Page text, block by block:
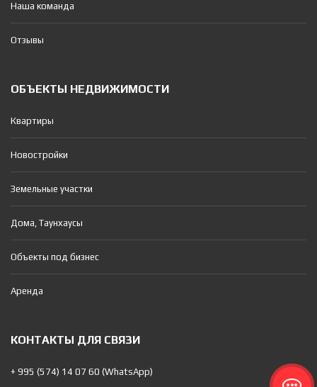
Наша команда
Отзывы
ОБЪЕКТЫ НЕДВИЖИМОСТИ
Квартиры
Новостройки
Земельные участки
Дома, Таунхаусы
Объекты под бизнес
Аренда
КОНТАКТЫ ДЛЯ СВЯЗИ
+ 995 (574) 14 07 60 (WhatsApp)